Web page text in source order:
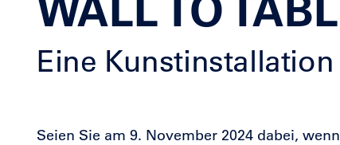
Eine
Seien Sie am 9. November 2024 dabei,